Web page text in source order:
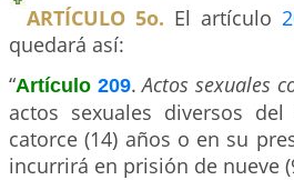
ARTÍCULO 5o. El artículo
quedará así:
“Artículo 209.Actos sexuales
actos sexuales diversos
catorce (14) años o en su
incurrirá en prisión de nueve